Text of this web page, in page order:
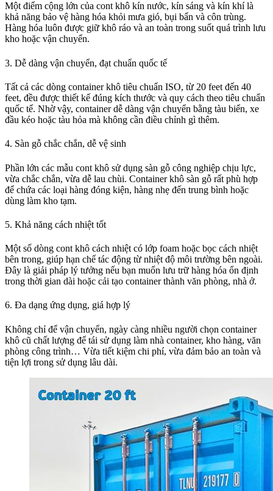
Một điểm cộng lớn của cont khô kín nước, kín sáng và kín khí là
khả năng bảo vệ hàng hóa khỏi mưa gió, bụi bẩn và côn trùng.
Hàng hóa luôn được giữ khô ráo và an toàn trong suốt quá trình lưu
kho hoặc vận chuyển.
3. Dễ dàng vận chuyển, đạt chuẩn quốc tế
Tất cả các dòng container khô tiêu chuẩn ISO, từ 20 feet đến 40
feet, đều được thiết kế đúng kích thước và quy cách theo tiêu chuẩn
quốc tế. Nhờ vậy, container dễ dàng vận chuyển bằng tàu biển, xe
đầu kéo hoặc tàu hỏa mà không cần điều chỉnh gì thêm.
4. Sàn gỗ chắc chắn, dễ vệ sinh
Phần lớn các mẫu cont khô sử dụng sàn gỗ công nghiệp chịu lực,
vừa chắc chắn, vừa dễ lau chùi. Container khô sàn gỗ rất phù hợp
để chứa các loại hàng đóng kiện, hàng nhẹ đến trung bình hoặc
dùng làm kho tạm.
5. Khả năng cách nhiệt tốt
Một số dòng cont khô cách nhiệt có lớp foam hoặc bọc cách nhiệt
bên trong, giúp hạn chế tác động từ nhiệt độ môi trường bên ngoài.
Đây là giải pháp lý tưởng nếu bạn muốn lưu trữ hàng hóa ổn định
trong thời gian dài hoặc cải tạo container thành văn phòng, nhà ở.
6. Đa dạng ứng dụng, giá hợp lý
Không chỉ để vận chuyển, ngày càng nhiều người chọn container
khô cũ chất lượng để tái sử dụng làm nhà container, kho hàng, văn
phòng công trình… Vừa tiết kiệm chi phí, vừa đảm bảo an toàn và
tiện lợi trong sử dụng lâu dài.